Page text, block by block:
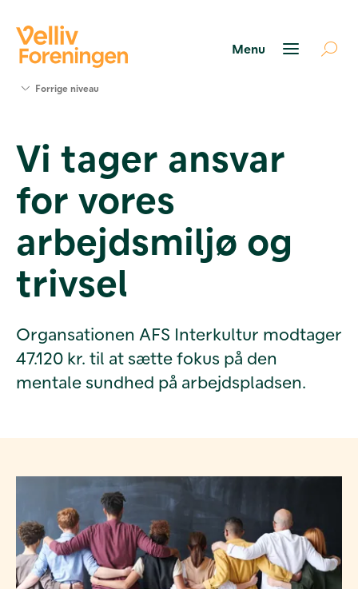
Værktøjer
og viden
Om Velliv
Foreningen
os
Forrige niveau
Vi tager ansvar
for vores
arbejdsmiljø og
trivsel
Organsationen AFS Interkultur modtager
47.120 kr. til at sætte fokus på den
mentale sundhed på arbejdspladsen.